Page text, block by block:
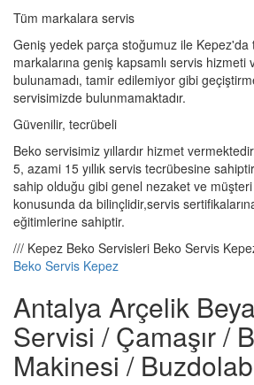
Tüm markalara servis
Geniş yedek parça stoğumuz ile Kepez'da
markalarına geniş kapsamlı servis hizmeti
bulunamadı, tamir edilemiyor gibi
servisimizde bulunmamaktadır.
Güvenilir, tecrübeli
Beko servisimiz yıllardır hizmet
5, azami 15 yıllık servis tecrübesine
sahip olduğu gibi genel nezaket ve
konusunda da bilinçlidir,servis
eğitimlerine sahiptir.
/// Kepez Beko Servisleri Beko Servis
Beko Servis Kepez
Antalya Arçelik
Servisi / Çamaşır /
Makinesi /